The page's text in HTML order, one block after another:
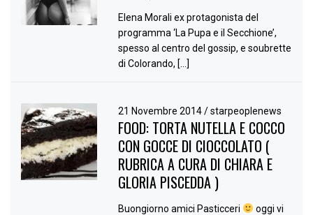
Elena Morali ex protagonista del
programma ‘La Pupa e il Secchione’,
spesso al centro del gossip, e soubrette
di Colorando, […]
21 Novembre 2014/ starpeoplenews
FOOD: TORTA NUTELLA E COCCO
CON GOCCE DI CIOCCOLATO (
RUBRICA A CURA DI CHIARA E
GLORIA PISCEDDA )
Buongiorno amici Pasticceri
oggi vi